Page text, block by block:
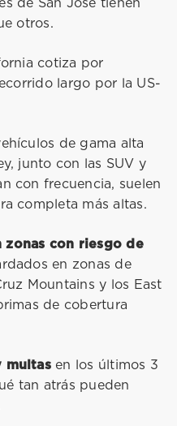
de San Jose tienen
otros.
cotiza por
largo por la US-
de gama alta
junto con las SUV y
con frecuencia, suelen
completa más altas.
con riesgo de
en zonas de
Mountains y los East
de cobertura
multasen los últimos 3
tan atrás pueden